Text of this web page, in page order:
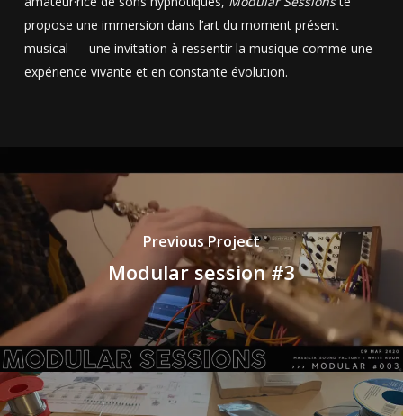
propose une immersion dans l’art du moment présent
musical — une invitation à ressentir la musique comme une
expérience vivante et en constante évolution.
Previous Project
Modular session #3